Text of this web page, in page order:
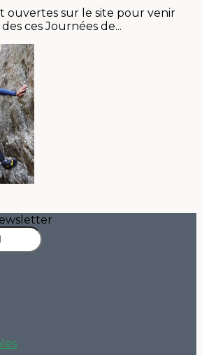
ouvertes sur le site pour venir
ces Journées de...